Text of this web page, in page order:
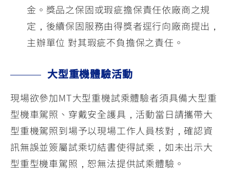
金。獎品之保固或瑕疵擔保責任依廠商之規
定，後續保固服務由得獎者逕行向廠商提出，
主辦單位 對其瑕疵不負擔保之責任。
大型重機體驗活動
現場欲參加MT大型重機試乘體驗者須具備大型重
型機車駕照、穿戴安全護具，活動當日請攜帶大
型重機駕照到場予以現場工作人員核對，確認資
訊無誤並簽屬試乘切結書使得試乘，如未出示大
型重型機車駕照，恕無法提供試乘體驗。